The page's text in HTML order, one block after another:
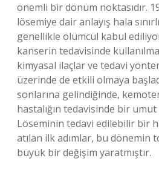
önemli bir dönüm noktasıdır.
lösemiye dair anlayış hala
genellikle ölümcül kabul
kanserin tedavisinde
kimyasal ilaçlar ve tedavi
üzerinde de etkili olmaya
sonlarına gelindiğinde,
hastalığın tedavisinde bir umut
Löseminin tedavi edilebilir bir
atılan ilk adımlar, bu dönemin
büyük bir değişim yaratmıştır.